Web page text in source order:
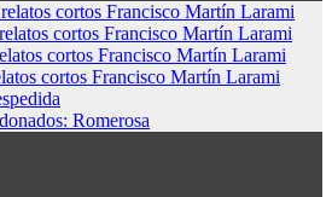
cortos Francisco Martín Larami
cortos Francisco Martín Larami
cortos Francisco Martín Larami
cortos Francisco Martín Larami
Romerosa